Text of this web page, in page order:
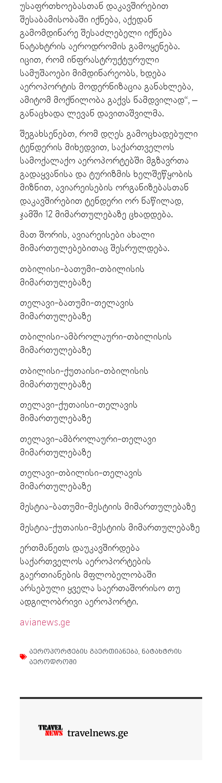
უსაფრთხოებასთან დაკავშირებით
შესაბამისობაში იქნება, აქედან
გამომდინარე შესაძლებელი იქნება
ნატახტრის აეროდრომის გამოყენება.
იცით, რომ ინფრასტრუქტურული
სამუშაოები მიმდინარეობს, ხდება
აეროპორტის მოდერნიზაცია განახლება,
ამიტომ მოქნილობა გაქვს ნამდვილად“, –
განაცხადა ლევან დავითაშვილმა.
შეგახსენებთ, რომ დღეს გამოცხადებული
ტენდერის მიხედვით, საქართველოს
სამოქალაქო აეროპორტებში მგზავრთა
გადაყვანისა და ტურიზმის ხელშეწყობის
მიზნით, ავიარეისების ორგანიზებასთან
დაკავშირებით ტენდერი ორ ნაწილად,
ჯამში 12 მიმართულებაზე ცხადდება.
მათ შორის, ავიარეისები ახალი
მიმართულებებითაც შესრულდება.
თბილისი-ბათუმი-თბილისის
მიმართულებაზე
თელავი-ბათუმი-თელავის
მიმართულებაზე
თბილისი-ამბროლაური-თბილისის
მიმართულებაზე
თბილისი-ქუთაისი-თბილისის
მიმართულებაზე
თელავი-ქუთაისი-თელავის
მიმართულებაზე
თელავი-ამბროლაური-თელავი
მიმართულებაზე
თელავი-თბილისი-თელავის
მიმართულებაზე
მესტია-ბათუმი-მესტიის მიმართულებაზე
მესტია-ქუთაისი-მესტიის მიმართულებაზე
ერთმანეთს დაუკავშირდება
საქართველოს აეროპორტების
გაერთიანების მფლობელობაში
არსებული ყველა საერთაშორისო თუ
ადგილობრივი აეროპორტი.
avianews.ge
აეროპორტების გაერთიანება ნატახტრის
აეროდრომი
travelnews.ge